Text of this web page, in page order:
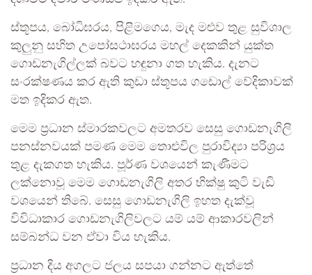
ස්තූපය, බෝධිඝරය, පිළිමගෙය, මැද මළුව තුළ සුවිශාල
කුලුනු සහිත උ‍පෝසථාඝරය මහල් දෙකකින් යුක්ත
ගොඩනැගිල්ලක් බවට හඳුනා ගත හැකිය. දැනට
සංරක්ෂණය කර ඇති කුඩා ස්තූපය ගඩොල් වේදිකාවක්
මත ඉදිකර ඇත.
මෙම ප්‍රධාන ස්මාරකවලට අමතරව සෙසු ගොඩනැගිලි
පනස්නවයක් පමණ මෙම තොළුවිල පුරාවිද්‍යා පරිශ්‍රය
තුළ දැකගත හැකිය. පූර්ණ වශයෙන් කැණීමට
ලක්නොවූ මෙම ගොඩනැගිලි අතර භික්ෂු කුටි වැඩි
වශයෙන් තිබේ. සෙසු ගොඩනැගිලි ඉහත දැක්වූ
විවිධාකාර ගොඩනැගිලිවලට යම් යම් ආකාරවලින්
සම්බන්ධ වන ඒවා විය හැකිය.
ප්‍රධාන දිය අගලට ජලය සපයා ගන්නට ඇත්තේ